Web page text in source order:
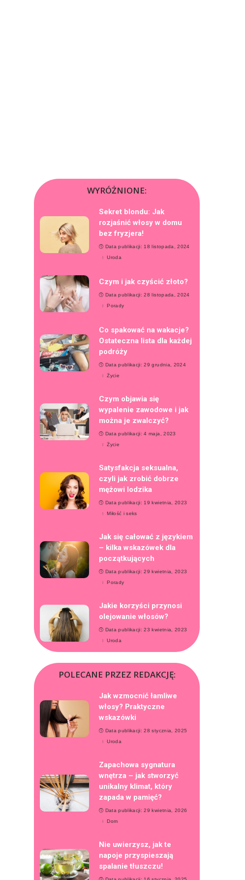
WYRÓŻNIONE:
Sekret blondu: Jak
rozjaśnić włosy w domu
bez fryzjera!
Data publikacji: 18 listopada, 2024
Uroda
Czym i jak czyścić złoto?
Data publikacji: 28 listopada, 2024
Porady
Co spakować na wakacje?
Ostateczna lista dla każdej
podróży
Data publikacji: 29 grudnia, 2024
Życie
Czym objawia się
wypalenie zawodowe i jak
można je zwalczyć?
Data publikacji: 4 maja, 2023
Życie
Satysfakcja seksualna,
czyli jak zrobić dobrze
mężowi lodzika
Data publikacji: 19 kwietnia, 2023
Miłość i seks
Jak się całować z językiem
– kilka wskazówek dla
początkujących
Data publikacji: 29 kwietnia, 2023
Porady
Jakie korzyści przynosi
olejowanie włosów?
Data publikacji: 23 kwietnia, 2023
Uroda
POLECANE PRZEZ REDAKCJĘ:
Jak wzmocnić łamliwe
włosy? Praktyczne
wskazówki
Data publikacji: 28 stycznia, 2025
Uroda
Zapachowa sygnatura
wnętrza – jak stworzyć
unikalny klimat, który
zapada w pamięć?
Data publikacji: 29 kwietnia, 2026
Dom
Nie uwierzysz, jak te
napoje przyspieszają
spalanie tłuszczu!